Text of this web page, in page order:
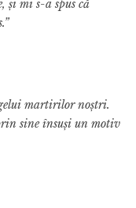
și mi s-a spus că
martirilor noștri.
sine însuși un motiv